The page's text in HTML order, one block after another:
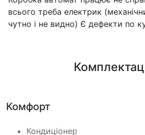
всього треба електрик
чутно і не видно) Є дефекти по
Комфорт
Кондиціонер